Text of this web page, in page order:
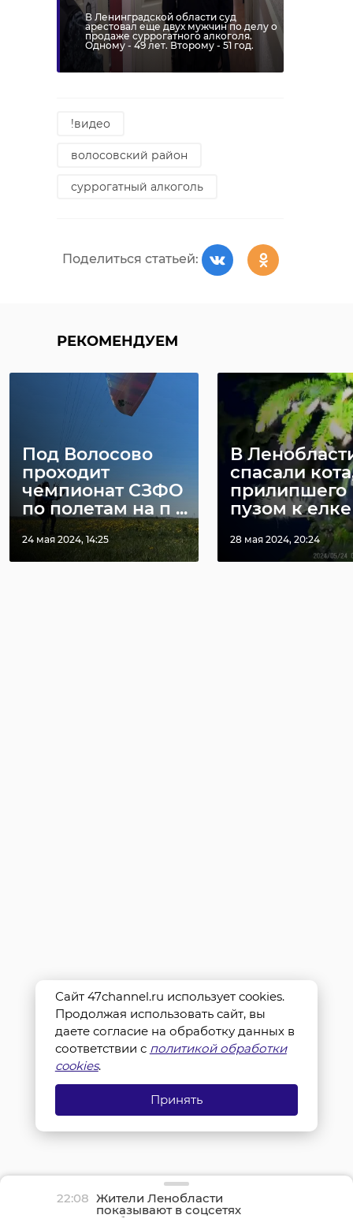
В Ленинградской области суд
арестовал еще двух мужчин по делу о
продаже суррогатного алкоголя.
Одному - 49 лет. Второму - 51 год.
!видео
волосовский район
суррогатный алкоголь
Поделиться статьей:
РЕКОМЕНДУЕМ
Под Волосово
проходит
чемпионат СЗФО
по полетам на п ...
24 мая 2024, 14:25
В
спасали
прилипшего
пузом к елке
28 мая 2024, 20:24
22:08 Жители Ленобласти
показывают в соцсетях
грибные трофеи
Сайт 47channel.ru использует cookies.
Продолжая использовать сайт, вы
даете согласие на обработку данных в
соответствии с политикой обработки
cookies.
Принять